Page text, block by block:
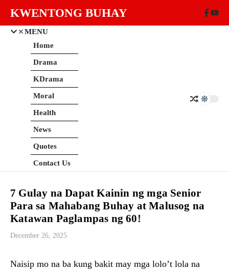
KWENTONG BUHAY
MENU
Home
Drama
KDrama
Moral
Health
News
Quotes
Contact Us
7 Gulay na Dapat Kainin ng mga Senior
Para sa Mahabang Buhay at Malusog na
Katawan Paglampas ng 60!
December 26, 2025
Naisip mo na ba kung bakit may mga lolo’t lola na